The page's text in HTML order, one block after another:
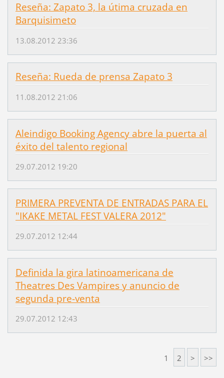
Reseña: Zapato 3, la útima cruzada en
Barquisimeto
13.08.2012 23:36
Reseña: Rueda de prensa Zapato 3
11.08.2012 21:06
Aleindigo Booking Agency abre la puerta al
éxito del talento regional
29.07.2012 19:20
PRIMERA PREVENTA DE ENTRADAS PARA EL
"IKAKE METAL FEST VALERA 2012"
29.07.2012 12:44
Definida la gira latinoamericana de
Theatres Des Vampires y anuncio de
segunda pre-venta
29.07.2012 12:43
1 2 > >>